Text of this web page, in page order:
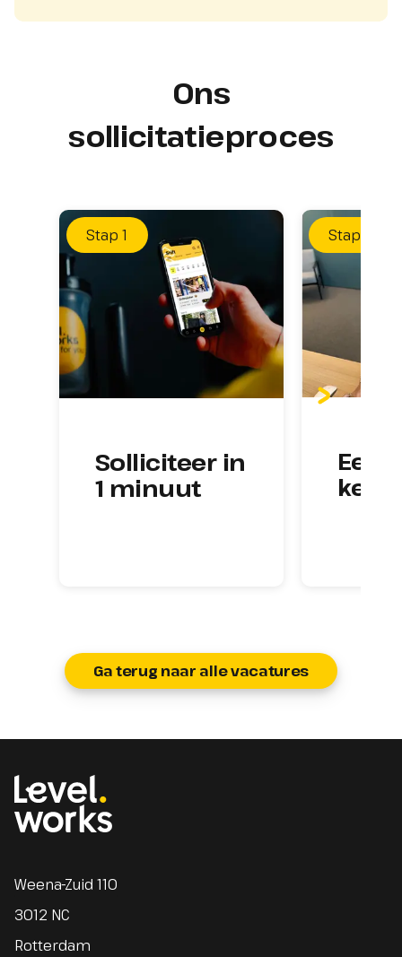
Ons
sollicitatieproces
Stap 1
Solliciteer in
1 minuut
Stap
Ga terug naar alle vacatures
Weena-Zuid 110
3012 NC
Rotterdam